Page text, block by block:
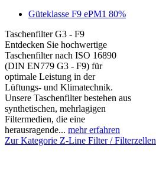
Güteklasse F9 ePM1 80%
Taschenfilter G3 - F9
Entdecken Sie hochwertige
Taschenfilter nach ISO 16890
(DIN EN779 G3 - F9) für
optimale Leistung in der
Lüftungs- und Klimatechnik.
Unsere Taschenfilter bestehen aus
synthetischen, mehrlagigen
Filtermedien, die eine
herausragende... mehr erfahren
Zur Kategorie Z-Line Filter / Filterzellen